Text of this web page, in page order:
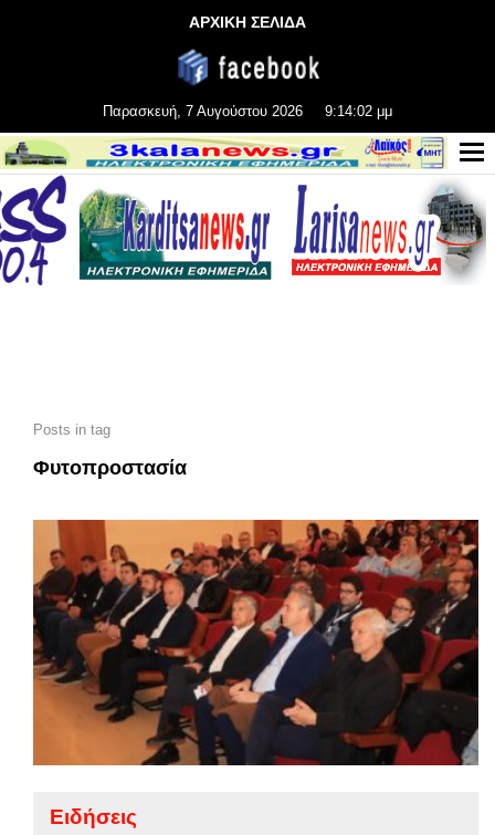
ΑΡΧΙΚΗ ΣΕΛΙΔΑ
Παρασκευή, 7 Αυγούστου 2026 9:14:04 μμ
Posts in tag
Φυτοπροστασία
Ειδήσεις